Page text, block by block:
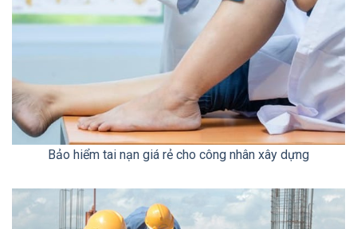
Bảo hiểm tai nạn giá rẻ cho công nhân xây dựng